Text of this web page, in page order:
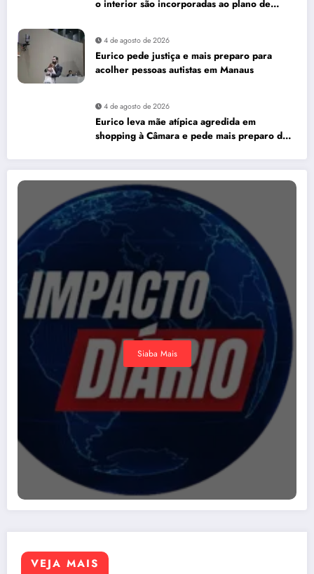
o interior são incorporadas ao plano de
4 de agosto de 2026
Eurico pede justiça e mais preparo para
acolher pessoas autistas em Manaus
4 de agosto de 2026
Eurico leva mãe atípica agredida em
shopping à Câmara e pede mais preparo dos
Siaba Mais
VEJA MAIS